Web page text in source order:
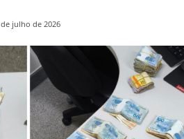
de julho de 2026